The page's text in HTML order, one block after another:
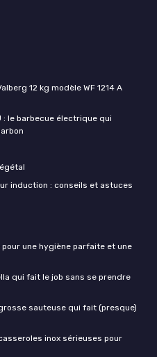
12 kg modèle WF 1214 A
: le barbecue électrique qui
induction : conseils et astuces
une hygiène parfaite et une
qui fait le job sans se prendre
sauteuse qui fait (presque)
inox sérieuses pour